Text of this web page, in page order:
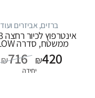
ברזים, אביזרים ועוד
כרום
₪716 ₪420
יחידה